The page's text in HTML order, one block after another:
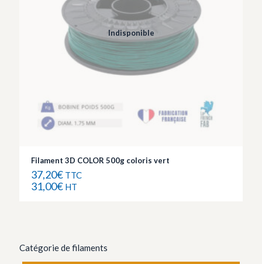
Indisponible
Filament 3D COLOR 500g coloris vert
37,20€ TTC
31,00€ HT
Catégorie de filaments